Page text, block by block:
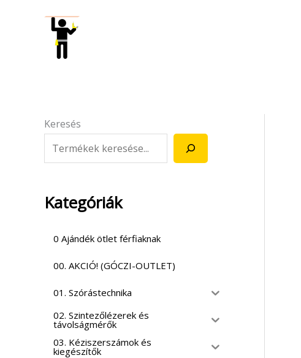
Keresés
Kategóriák
0 Ajándék ötlet férfiaknak
00. AKCIÓ! (GÓCZI-OUTLET)
01. Szórástechnika
02. Szintezőlézerek és
távolságmérők
03. Kéziszerszámok és
kiegészítők